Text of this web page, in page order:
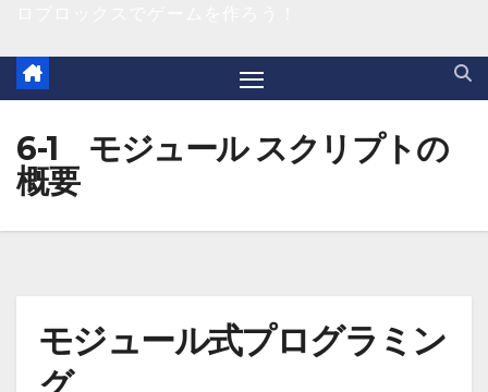
t
6-1 モジュール スクリプトの
概要
モジュール式プログラミン